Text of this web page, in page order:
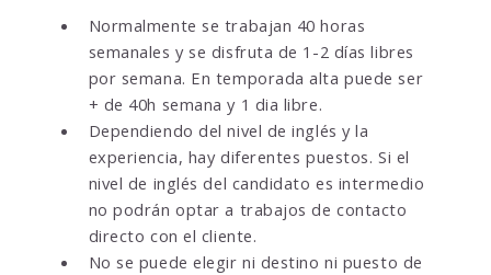
Normalmente se trabajan 40 horas
semanales y se disfruta de 1-2 días libres
por semana. En temporada alta puede ser
+ de 40h semana y 1 dia libre.
Dependiendo del nivel de inglés y la
experiencia, hay diferentes puestos. Si el
nivel de inglés del candidato es intermedio
no podrán optar a trabajos de contacto
directo con el cliente.
No se puede elegir ni destino ni puesto de